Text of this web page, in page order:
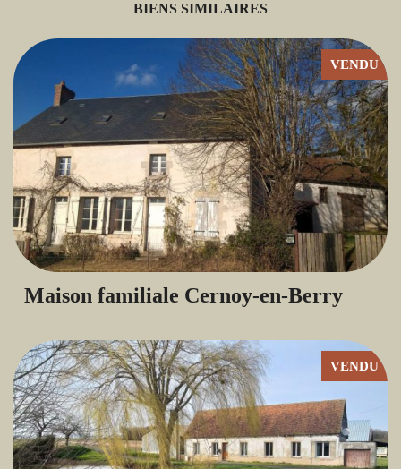
BIENS SIMILAIRES
VENDU
Maison familiale Cernoy-en-Berry
VENDU